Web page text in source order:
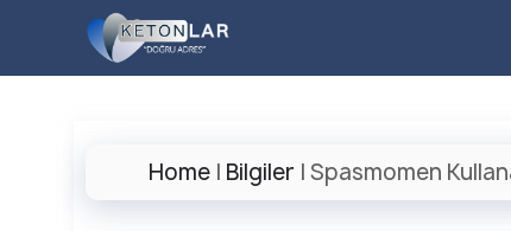
Home | Bilgiler | Spasmomen